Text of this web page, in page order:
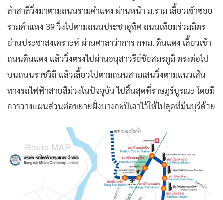
ลำสาลีวิ่งมาตามถนนรามคำแหง ผ่านหน้า ม.ราม เลี้ยวเข้าซอย
รามคำแหง 39 วิ่งไปตามถนนประชาอุทิศ ถนนเทียมร่วมมิตร
ย่านประชาสงเคราะห์ ผ่านศาลาว่าการ กทม. ดินแดง เลี้ยวเข้า
ถนนดินแดง แล้ววิ่งตรงไปผ่านอนุสาวรีย์ชัยสมรภูมิ ตรงต่อไป
บนถนนราชวิถี แล้วเลี้ยวไปตามถนนสามเสนวิ่งตามแนวเส้น
ทางรถไฟฟ้าสายสีม่วงในปัจจุบัน ไปสิ้นสุดที่ราษฎร์บูรณะ โดยมี
การวางแผนส่วนต่อขยายฝั่งบางกะปิเอาไว้ให้ไปสุดที่มีนบุรีด้วย